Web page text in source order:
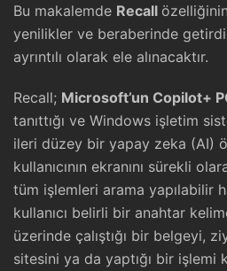
Bu makalemde Recall
yenilikler ve beraberinde
ayrıntılı olarak ele alınacaktır.
Recall; Microsoft’un Copilot+
tanıttığı ve Windows işletim
ileri düzey bir yapay zeka (AI)
kullanıcının ekranını sürekli
tüm işlemleri arama yapılabilir
kullanıcı belirli bir anahtar
üzerinde çalıştığı bir belgeyi,
sitesini ya da yaptığı bir işlemi